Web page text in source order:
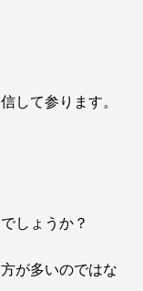
して参ります。
しょうか？
が多いのではな